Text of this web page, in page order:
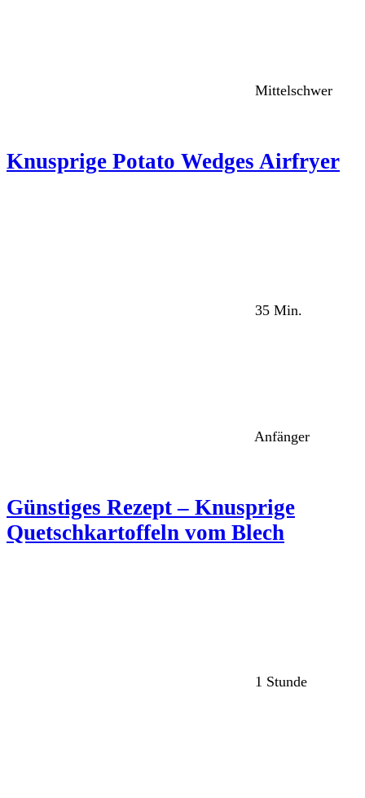
Mittelschwer
Knusprige Potato Wedges Airfryer
35 Min.
Anfänger
Günstiges Rezept – Knusprige
Quetschkartoffeln vom Blech
1 Stunde